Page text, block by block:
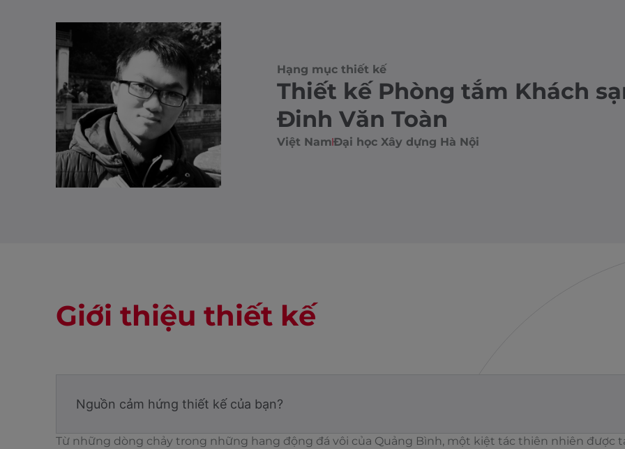
Hạng mục thiết kế
Thiết kế Phòng tắm Khách
Đinh Văn Toàn
Việt NamĐại học Xây dựng Hà Nội
Giới thiệu thiết kế
Nguồn cảm hứng thiết kế của bạn?
Từ những dòng chảy trong những hang động đá vôi của Quảng Bình, một kiệt tác thiên nhiên được